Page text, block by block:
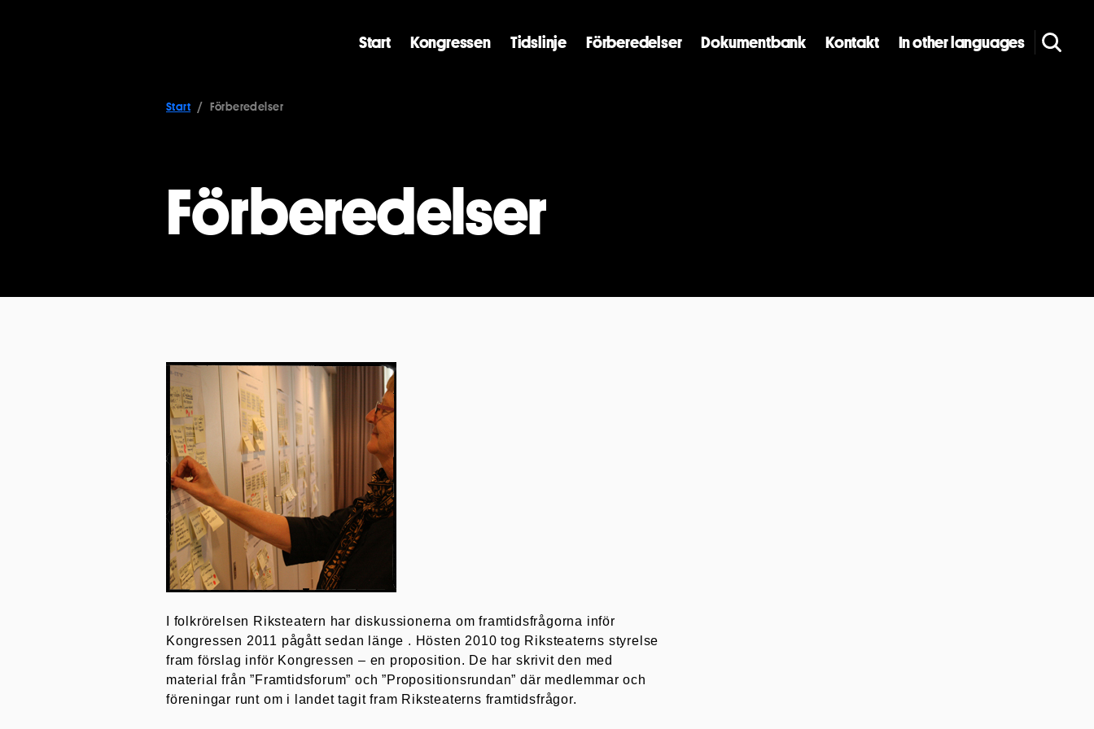
Start Kongressen Tidslinje Förberedelser Dokumentbank Kontakt In other languages
Start Förberedelser
Förberedelser
I folkrörelsen Riksteatern har diskussionerna om framtidsfrågorna inför
Kongressen 2011 pågått sedan länge . Hösten 2010 tog Riksteaterns styrelse
fram förslag inför Kongressen – en proposition. De har skrivit den med
material från ”Framtidsforum” och ”Propositionsrundan” där medlemmar och
föreningar runt om i landet tagit fram Riksteaterns framtidsfrågor.